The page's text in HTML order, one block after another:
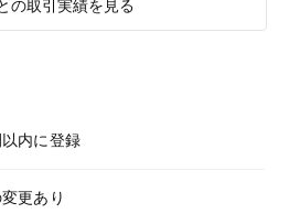
の取引実績を見る
内に登録
更あり